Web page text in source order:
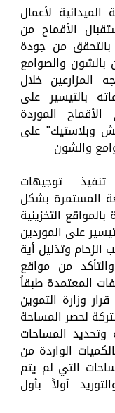
لأعمال
الأقماح من
بالتحقق من جودة
بالشون والصوامع
المزارعين خلال
بالتيسير على
الموردة
وبلاستيك" على
والشون
توجيهات
المستمرة بشكل
التخزينية
على الموردين
الزحام وتذليل أية
من مواقع
المعتمدة طبقاً
وزارة التموين
مشتركة لحصر المساحة
وتحديد المساحات
الواردة من
التي لم يتم
أولاً بأول